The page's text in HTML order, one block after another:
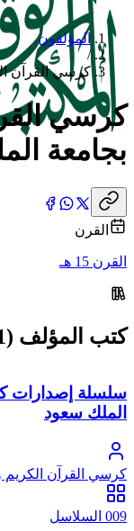
المؤلفون
/
كرسي القرآن
كرسي
بجامعة
القرن
القرن 15 هـ
كتب المؤلف (1)
سلسلة إصدارات
الملك سعود
كرسي القرآن الكريم
009 السلاسل